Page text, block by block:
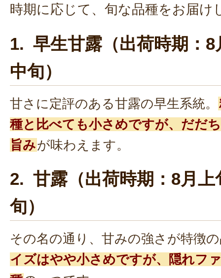
時期に応じて、旬な品種をお届け
1. 早生甘露（出荷時期：8
中旬）
甘さに定評のある甘露の早生系統。
種と比べても小さめですが、だだ
旨みが味わえます。
2. 甘露（出荷時期：8月上
旬）
その名の通り、甘みの強さが特徴
イズはやや小さめですが、隠れフ